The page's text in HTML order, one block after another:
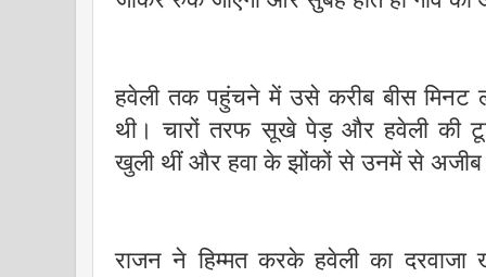
हवेली तक पहुंचने में उसे करीब बीस मिनट
थी। चारों तरफ सूखे पेड़ और हवेली की
खुली थीं और हवा के झोंकों से उनमें से
राजन ने हिम्मत करके हवेली का